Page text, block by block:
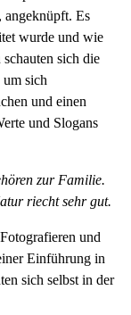
Es
wurde und wie
sich die
um sich
und einen
und Slogans
zur Familie.
riecht sehr gut.
und
Einführung in
sich selbst in der